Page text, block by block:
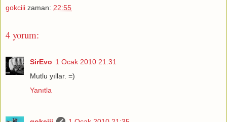
gokciii zaman: 22:55
4 yorum:
SirEvo 1 Ocak 2010 21:31
Mutlu yıllar. =)
Yanıtla